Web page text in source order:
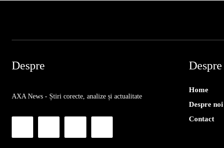
Despre
AXA News - Știri corecte, analize și actualitate
Despre
Home
Despre noi
Contact